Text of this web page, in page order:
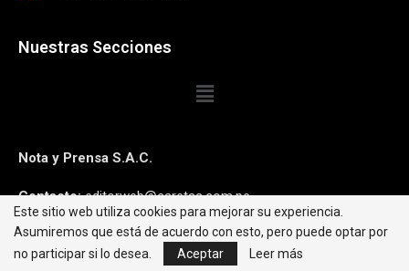
Nuestras Secciones
Nota y Prensa S.A.C.
Contacto:editorweb@caretas.com.pe
Síguenos:
Este sitio web utiliza cookies para mejorar su experiencia.
Asumiremos que está de acuerdo con esto, pero puede optar por
no participar si lo desea.
Aceptar Leer más